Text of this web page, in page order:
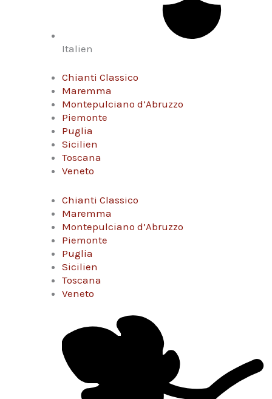
Italien
Chianti Classico
Maremma
Montepulciano d’Abruzzo
Piemonte
Puglia
Sicilien
Toscana
Veneto
Chianti Classico
Maremma
Montepulciano d’Abruzzo
Piemonte
Puglia
Sicilien
Toscana
Veneto